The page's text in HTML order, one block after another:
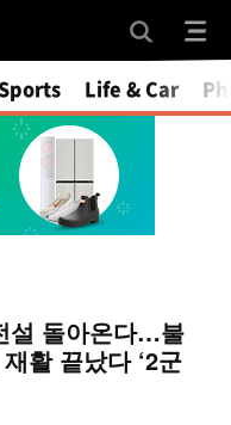
Mute
Life & Car
설 돌아온다…불
활 끝났다 ‘2군